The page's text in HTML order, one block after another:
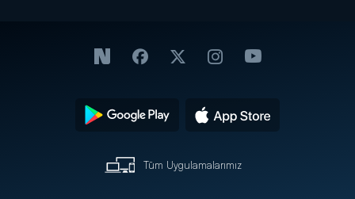
Tüm Uygulamalarımız